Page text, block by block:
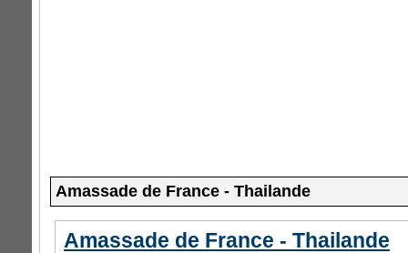
Amassade de France - Thailande
Amassade de France - Thailande